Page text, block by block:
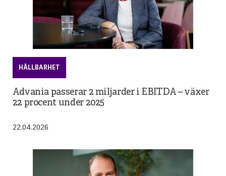
HÅLLBARHET
Advania passerar 2 miljarder i EBITDA – växer
22 procent under 2025
22.04.2026